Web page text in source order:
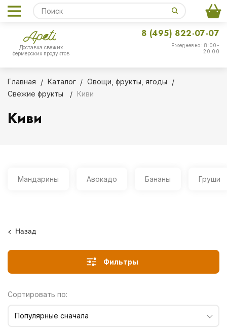
Доставка свежих
фермерских продуктов
Ежедневно: 8:00-
20:00
8 (495) 822-07-07
Главная Каталог
Овощи, фрукты, ягоды
Свежие фрукты
Киви
Киви
Мандарины Авокадо Бананы Груши
Назад
Фильтры
Сортировать по:
Популярные сначала